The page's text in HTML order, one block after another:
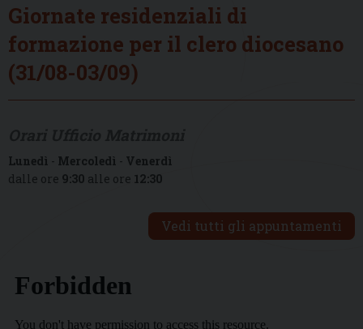
Giornate residenziali di
formazione per il clero diocesano
(31/08-03/09)
Lunedì - Mercoledì - Venerdì
dalle ore 9:30 alle ore 12:30
Vedi tutti gli appuntamenti